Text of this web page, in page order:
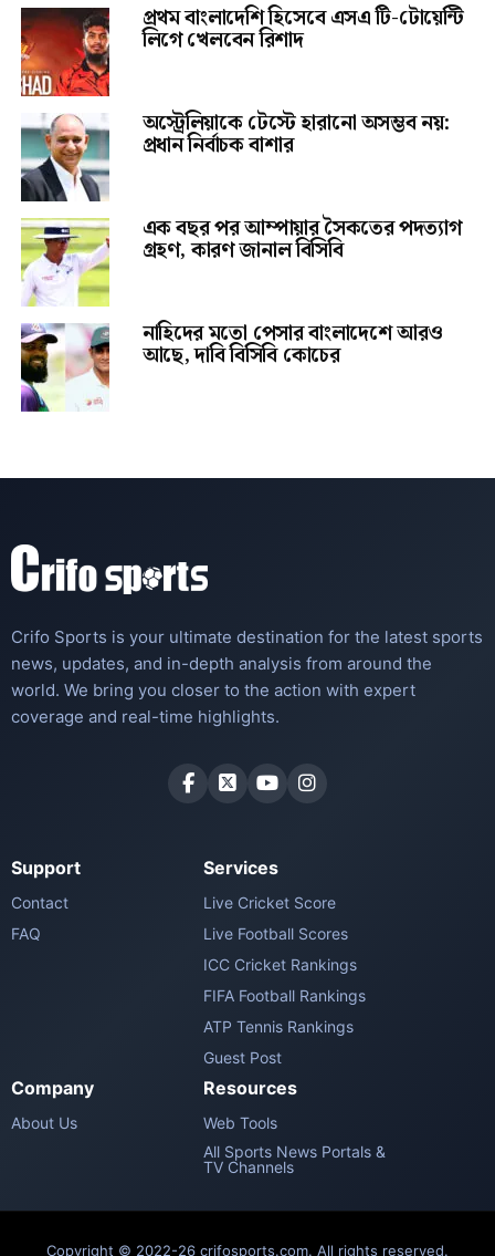
প্রথম বাংলাদেশি হিসেবে এসএ টি-টোয়েন্টি
লিগে খেলবেন রিশাদ
অস্ট্রেলিয়াকে টেস্টে হারানো অসম্ভব নয়:
প্রধান নির্বাচক বাশার
এক বছর পর আম্পায়ার সৈকতের পদত্যাগ
গ্রহণ, কারণ জানাল বিসিবি
নাহিদের মতো পেসার বাংলাদেশে আরও
আছে, দাবি বিসিবি কোচের
Crifo Sports is your ultimate destination for the latest sports
news, updates, and in-depth analysis from around the
world. We bring you closer to the action with expert
coverage and real-time highlights.
Support
Contact
FAQ
Services
Live Cricket Score
Live Football Scores
ICC Cricket Rankings
FIFA Football Rankings
ATP Tennis Rankings
Guest Post
Company
About Us
Resources
Web Tools
All Sports News Portals &
TV Channels
Copyright © 2022-26 crifosports.com. All rights reserved.